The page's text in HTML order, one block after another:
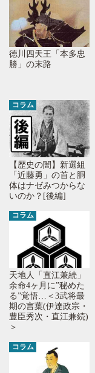
徳川四天王「本多忠
勝」の末路
コラム
【歴史の闇】新選組
「近藤勇」の首と胴
体はナゼみつからな
いのか？[後編]
コラム
天地人「直江兼続」
余命4ヶ月に”秘めた
る”覚悟…＜3武将最
期の言葉(伊達政宗・
豊臣秀次・直江兼続)
＞
コラム